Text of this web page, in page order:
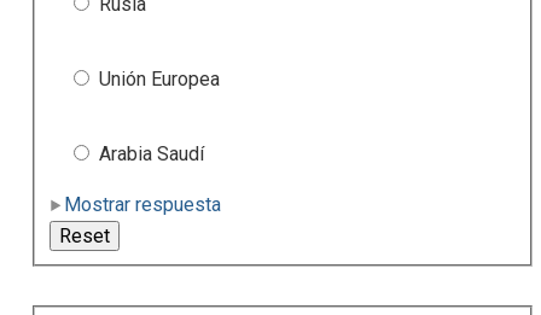
Unión Europea
Arabia Saudí
Mostrar respuesta